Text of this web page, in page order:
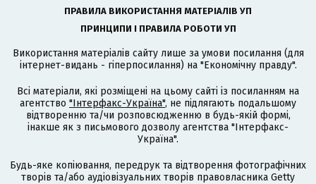
ПРАВИЛА ВИКОРИСТАННЯ МАТЕРІАЛІВ УП
ПРИНЦИПИ І ПРАВИЛА РОБОТИ УП
Використання матеріалів сайту лише за умови посилання (для
інтернет-видань - гіперпосилання) на "Економічну правду".
Всі матеріали, які розміщені на цьому сайті із посиланням на
агентство "Інтерфакс-Україна", не підлягають подальшому
відтворенню та/чи розповсюдженню в будь-якій формі,
інакше як з письмового дозволу агентства "Інтерфакс-
Україна".
Будь-яке копіювання, передрук та відтворення фотографічних
творів та/або аудіовізуальних творів правовласника Getty